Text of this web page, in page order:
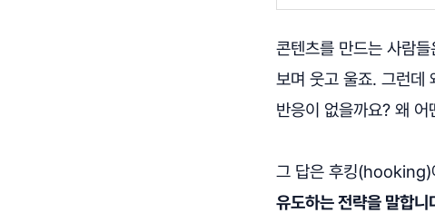
콘텐츠를 만드는 사람
보며 웃고 울죠. 그런데
반응이 없을까요? 왜
그 답은 후킹(hooking)
유도하는 전략을 말합니